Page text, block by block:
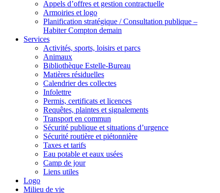
Appels d’offres et gestion contractuelle
Armoiries et logo
Planification stratégique / Consultation publique –
Habiter Compton demain
Services
Activités, sports, loisirs et parcs
Animaux
Bibliothèque Estelle-Bureau
Matières résiduelles
Calendrier des collectes
Infolettre
Permis, certificats et licences
Requêtes, plaintes et signalements
Transport en commun
Sécurité publique et situations d’urgence
Sécurité routière et piétonnière
Taxes et tarifs
Eau potable et eaux usées
Camp de jour
Liens utiles
Logo
Milieu de vie